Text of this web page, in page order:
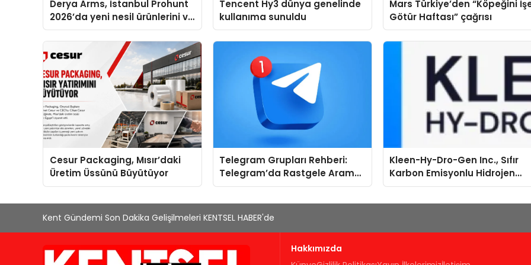
Derya Arms, İstanbul Prohunt
2026’da yeni nesil ürünlerini ve
global marka vizyonunu
sergiledi
Tencent Hy3 dünya genelinde
kullanıma sunuldu
Mars Türkiye’den “Köpeğini
Götür Haftası” çağrısı
Cesur Packaging, Mısır’daki
Üretim Üssünü Büyütüyor
Telegram Grupları Rehberi:
Telegram’da Rastgele Arama
Yerine Kategori Bazlı Keşif
Kleen-Hy-Dro-Gen Inc., Sıfır
Karbon Emisyonlu Hidrojen
Isıtma Teknolojisinde ISO ve
Kent Gündemi Son Dakika Gelişilmeleri KENTSEL HABER'de
Hakkımızda